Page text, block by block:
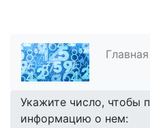
Главная
Укажите число, чтобы
информацию о нем: